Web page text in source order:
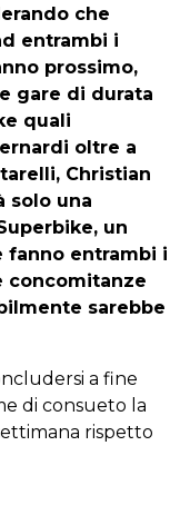
che
entrambi i
prossimo,
gare di durata
quali
oltre a
Christian
solo una
un
fanno entrambi i
concomitanze
sarebbe
a fine
di consueto la
rispetto